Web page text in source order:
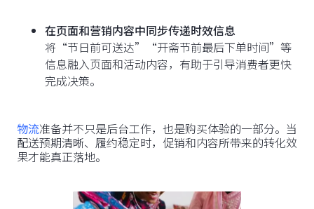
在页面和营销内容中同步传递时效信息
将“节日前可送达”“开斋节前最后下单时间”等
信息融入页面和活动内容，有助于引导消费者更快
完成决策。
物流准备并不只是后台工作，也是购买体验的一部分。当
配送预期清晰、履约稳定时，促销和内容所带来的转化效
果才能真正落地。